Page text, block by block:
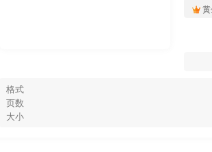
格式
页数
大小